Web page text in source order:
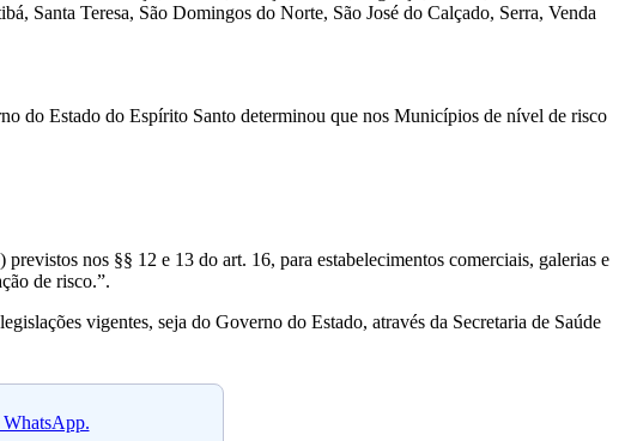
Santa Teresa, São Domingos do Norte, São José do Calçado, Serra, Venda
do Estado do Espírito Santo determinou que nos Municípios de nível de risco
nos §§ 12 e 13 do art. 16, para estabelecimentos comerciais, galerias e
de risco.”.
vigentes, seja do Governo do Estado, através da Secretaria de Saúde
WhatsApp.